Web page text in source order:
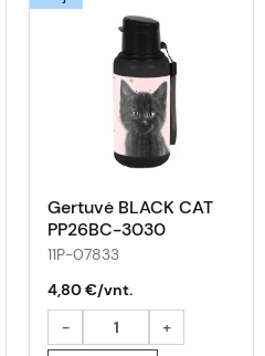
Gertuvė BLACK CAT
PP26BC-3030
11P-07833
4,80 €/vnt.
-
+